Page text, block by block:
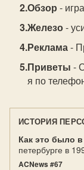
Обзор -
Железо-
Реклама-
Приветы -
я по
ИСТОРИЯ
Как это было
петербурге в
ACNews #67